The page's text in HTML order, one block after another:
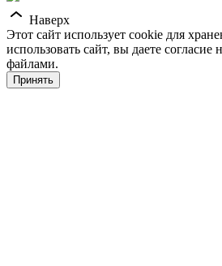
Наверх
Этот сайт использует cookie для
использовать сайт, вы даете согласие
файлами.
Принять